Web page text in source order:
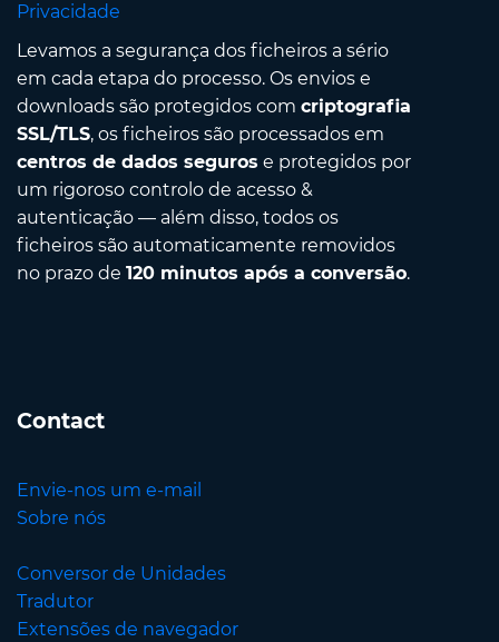
Privacidade
Levamos a segurança dos ficheiros a sério
em cada etapa do processo. Os envios e
downloads são protegidos com criptografia
SSL/TLS, os ficheiros são processados em
centros de dados seguros e protegidos por
um rigoroso controlo de acesso &
autenticação — além disso, todos os
ficheiros são automaticamente removidos
no prazo de 120 minutos após a conversão.
Contact
Envie-nos um e-mail
Sobre nós
Conversor de Unidades
Tradutor
Extensões de navegador